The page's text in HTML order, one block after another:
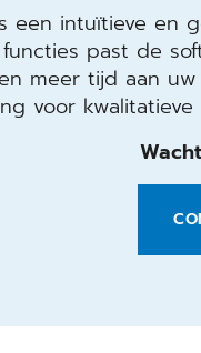
een intuïtieve en
past de
meer tijd aan
voor